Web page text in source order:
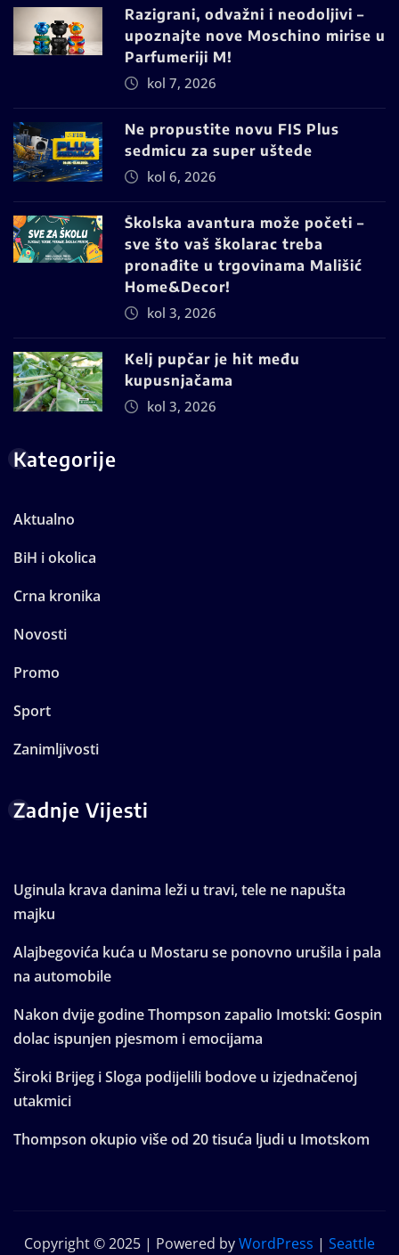
Razigrani, odvažni i neodoljivi –
upoznajte nove Moschino mirise u
Parfumeriji M!
kol 7, 2026
Ne propustite novu FIS Plus
sedmicu za super uštede
kol 6, 2026
Školska avantura može početi –
sve što vaš školarac treba
pronađite u trgovinama Mališić
Home&Decor!
kol 3, 2026
Kelj pupčar je hit među
kupusnjačama
kol 3, 2026
Kategorije
Aktualno
BiH i okolica
Crna kronika
Novosti
Promo
Sport
Zanimljivosti
Zadnje Vijesti
Uginula krava danima leži u travi, tele ne napušta
majku
Alajbegovića kuća u Mostaru se ponovno urušila i pala
na automobile
Nakon dvije godine Thompson zapalio Imotski: Gospin
dolac ispunjen pjesmom i emocijama
Široki Brijeg i Sloga podijelili bodove u izjednačenoj
utakmici
Thompson okupio više od 20 tisuća ljudi u Imotskom
Copyright © 2025 | Powered byWordPress | Seattle